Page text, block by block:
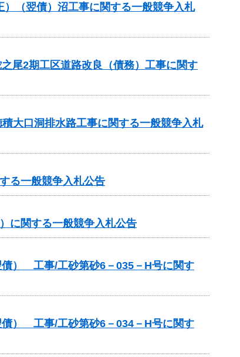
）（翌債）沼工事に関する一般競争入札
尾2期工区道路改良（債務）工事に関す
大口洞排水路工事に関する一般競争入札
る一般競争入札公告
に関する一般競争入札公告
） 工事/工砂第砂6－035－H号に関す
） 工事/工砂第砂6－034－H号に関す